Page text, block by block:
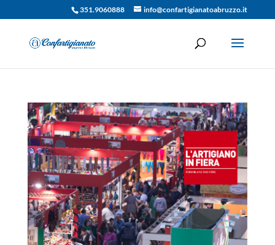
351.9060888 info@confartigianatoabruzzo.it